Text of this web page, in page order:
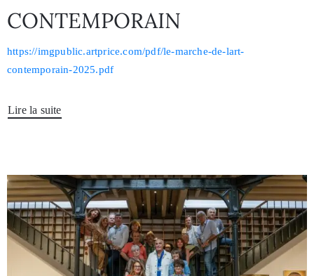
CONTEMPORAIN
https://imgpublic.artprice.com/pdf/le-marche-de-lart-
contemporain-2025.pdf
Lire la suite